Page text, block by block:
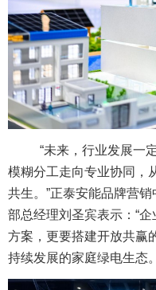
“未来，行业发展一定
模糊分工走向专业协同，
共生。”正泰安能品牌营
部总经理刘圣宾表示：“
方案，更要搭建开放共赢
持续发展的家庭绿电生态